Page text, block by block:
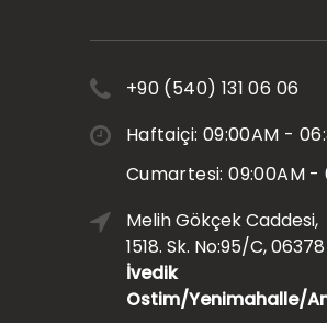
+90 (540) 131 06 06
Haftaiçi: 09:00AM -
Cumartesi: 09:00AM -
Melih Gökçek Caddesi,
1518. Sk. No:95/C, 06378
İvedik
Ostim/Yenimahalle/